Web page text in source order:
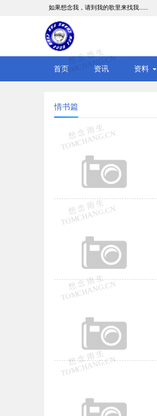
如果想念我，请到我的歌里来找我......
首页 资讯 资料
情书篇